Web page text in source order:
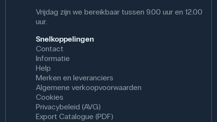
Vrijdag zijn we bereikbaar tussen 9.00 uur en 12.00
uur.
Snelkoppelingen
Contact
Informatie
Help
Merken en leveranciers
Algemene verkoopvoorwaarden
Cookies
Privacybeleid (AVG)
Export Catalogue (PDF)